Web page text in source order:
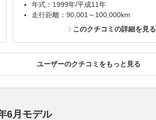
年式：1999年/平成11年
走行距離：90,001～100,000km
このクチコミの詳細を見る
ユーザーのクチコミをもっと見る
6月モデル